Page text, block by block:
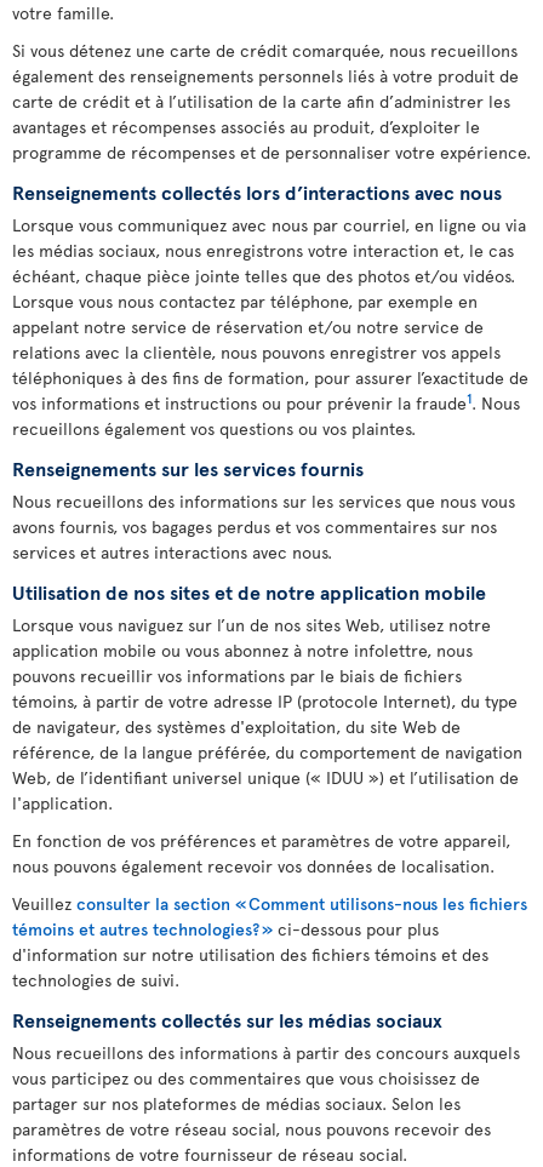
votre famille.
Si vous détenez une carte de crédit comarquée, nous recueillons
également des renseignements personnels liés à votre produit de
carte de crédit et à l’utilisation de la carte afin d’administrer les
avantages et récompenses associés au produit, d’exploiter le
programme de récompenses et de personnaliser votre expérience.
Renseignements collectés lors d’interactions avec nous
Lorsque vous communiquez avec nous par courriel, en ligne ou via
les médias sociaux, nous enregistrons votre interaction et, le cas
échéant, chaque pièce jointe telles que des photos et/ou vidéos.
Lorsque vous nous contactez par téléphone, par exemple en
appelant notre service de réservation et/ou notre service de
relations avec la clientèle, nous pouvons enregistrer vos appels
téléphoniques à des fins de formation, pour assurer l’exactitude de
vos informations et instructions ou pour prévenir la fraude1. Nous
recueillons également vos questions ou vos plaintes.
Renseignements sur les services fournis
Nous recueillons des informations sur les services que nous vous
avons fournis, vos bagages perdus et vos commentaires sur nos
services et autres interactions avec nous.
Utilisation de nos sites et de notre application mobile
Lorsque vous naviguez sur l’un de nos sites Web, utilisez notre
application mobile ou vous abonnez à notre infolettre, nous
pouvons recueillir vos informations par le biais de fichiers
témoins, à partir de votre adresse IP (protocole Internet), du type
de navigateur, des systèmes d'exploitation, du site Web de
référence, de la langue préférée, du comportement de navigation
Web, de l’identifiant universel unique (« IDUU ») et l’utilisation de
l'application.
En fonction de vos préférences et paramètres de votre appareil,
nous pouvons également recevoir vos données de localisation.
Veuillez consulter la section « Comment utilisons-nous les fichiers
témoins et autres technologies? » ci-dessous pour plus
d'information sur notre utilisation des fichiers témoins et des
technologies de suivi.
Renseignements collectés sur les médias sociaux
Nous recueillons des informations à partir des concours auxquels
vous participez ou des commentaires que vous choisissez de
partager sur nos plateformes de médias sociaux. Selon les
paramètres de votre réseau social, nous pouvons recevoir des
informations de votre fournisseur de réseau social.